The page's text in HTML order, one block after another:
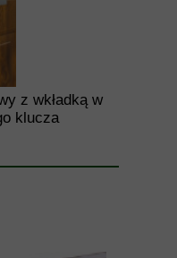
z wkładką w
klucza